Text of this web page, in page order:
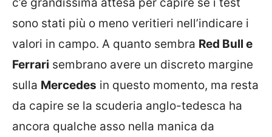
sono stati più o meno veritieri nell’indicare i
valori in campo. A quanto sembra Red Bull e
Ferrari sembrano avere un discreto margine
sulla Mercedes in questo momento, ma resta
da capire se la scuderia anglo-tedesca ha
ancora qualche asso nella manica da